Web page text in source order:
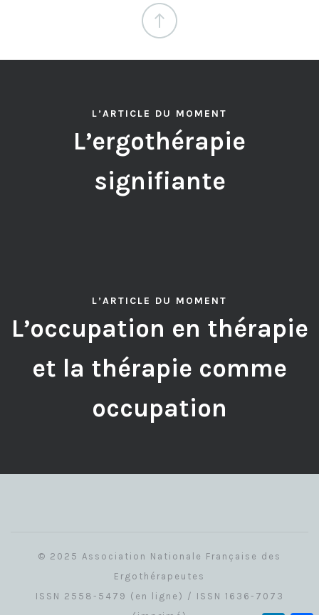
L’ARTICLE DU MOMENT
L’ergothérapie
signifiante
L’ARTICLE DU MOMENT
L’occupation en thérapie
et la thérapie comme
occupation
© 2025 Association Nationale Française des
Ergothérapeutes
ISSN 2558-5479 (en ligne) / ISSN 1636-7073